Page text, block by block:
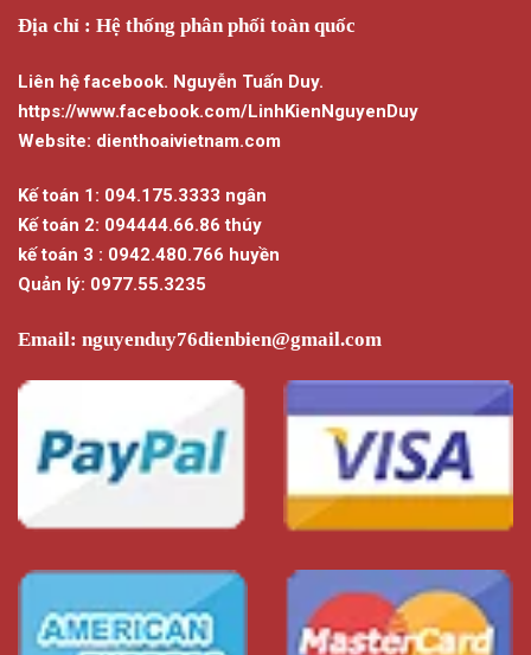
Địa chỉ : Hệ thống phân phối toàn quốc
Liên hệ facebook. Nguyễn Tuấn Duy.
https://www.facebook.com/LinhKienNguyenDuy
Website: dienthoaivietnam.com
Kế toán 1: 094.175.3333 ngân
Kế toán 2: 094444.66.86 thúy
kế toán 3 : 0942.480.766 huyền
Quản lý: 0977.55.3235
Email: nguyenduy76dienbien@gmail.com